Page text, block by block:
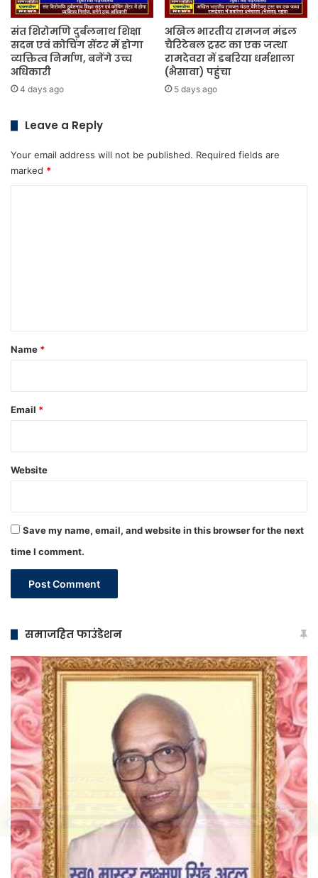
संत शिरोमणि दुर्बलनाथ शिक्षा
सदन एवं कोचिंग सेंटर में होगा
व्यक्तित्व निर्माण, बनेंगे उच्च
अधिकारी
4 days ago
अखिल भारतीय रामजन मंडल
चैरिटेबल ट्रस्ट का एक जत्था
रामदेवरा में डबरिया धर्मशाला
(भैसावा) पहुंचा
5 days ago
Leave a Reply
Your email address will not be published. Required fields are
marked *
*
Name *
Email *
Website
Save my name, email, and website in this browser for the next
time I comment.
समाजहित फाउंडेशन